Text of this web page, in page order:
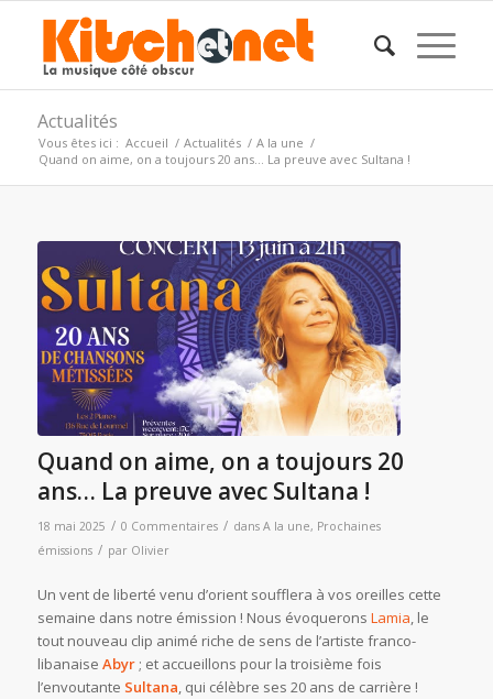
Actualités
Vous êtes ici : Accueil / Actualités / A la une /
Quand on aime, on a toujours 20 ans… La preuve avec Sultana !
Quand on aime, on a toujours 20
ans… La preuve avec Sultana !
18 mai 2025 / 0 Commentaires / dans A la une, Prochaines
émissions / par Olivier
Un vent de liberté venu d’orient soufflera à vos oreilles cette
semaine dans notre émission ! Nous évoquerons Lamia, le
tout nouveau clip animé riche de sens de l’artiste franco-
libanaise Abyr; et accueillons pour la troisième fois
l’envoutante Sultana, qui célèbre ses 20 ans de carrière !